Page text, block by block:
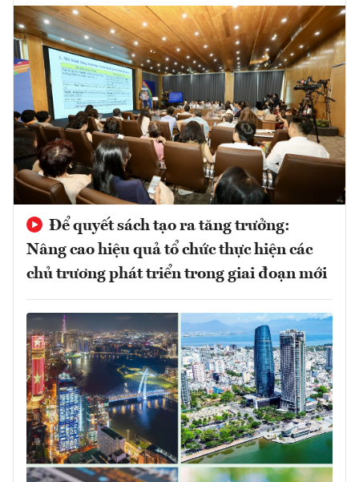
Để quyết sách tạo ra tăng trưởng:
Nâng cao hiệu quả tổ chức thực hiện các
chủ trương phát triển trong giai đoạn mới